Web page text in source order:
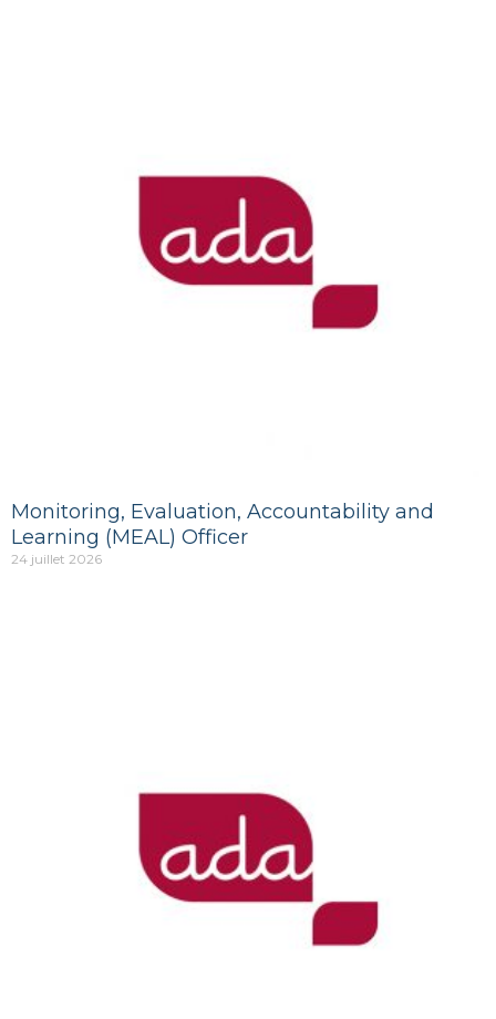
Monitoring, Evaluation, Accountability and
Learning (MEAL) Officer
24 juillet 2026